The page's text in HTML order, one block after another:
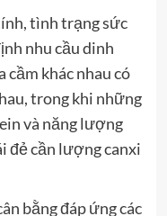
tình trạng sức
nhu cầu dinh
cầm khác nhau có
trong khi những
và năng lượng
đẻ cần lượng canxi
bằng đáp ứng các